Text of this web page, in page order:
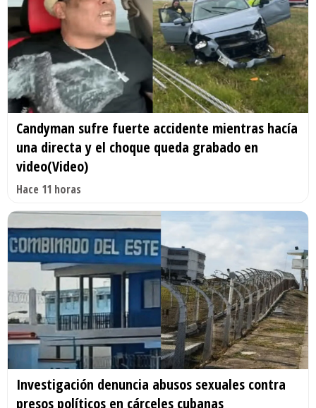
Candyman sufre fuerte accidente mientras hacía
una directa y el choque queda grabado en
video(Video)
Hace 11 horas
Investigación denuncia abusos sexuales contra
presos políticos en cárceles cubanas